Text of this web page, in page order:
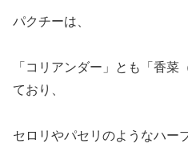
パクチーは、
「コリアンダー」とも「香
ており、
セロリやパセリのようなハー